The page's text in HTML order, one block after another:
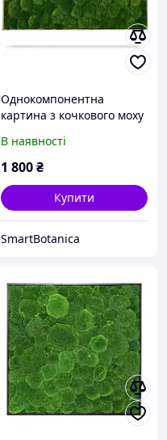
Однокомпонентна
картина з кочкового моху
В наявності
1 800₴
Купити
SmartBotanica